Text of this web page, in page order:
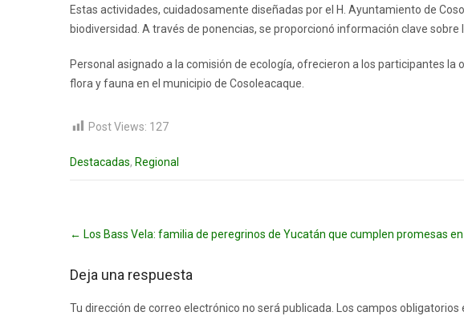
Estas actividades, cuidadosamente diseñadas por el H. Ayuntamiento de
biodiversidad. A través de ponencias, se proporcionó información clave
Personal asignado a la comisión de ecología, ofrecieron a los participantes
flora y fauna en el municipio de Cosoleacaque.
Post Views: 127
Destacadas, Regional
navigation
← Los Bass Vela: familia de peregrinos de Yucatán que cumplen promesas
Deja una respuesta
Tu dirección de correo electrónico no será publicada. Los campos